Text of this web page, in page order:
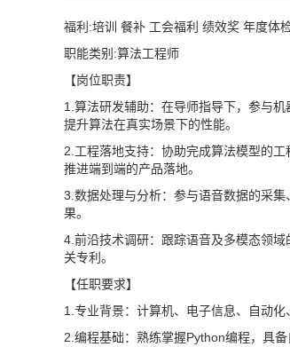
福利:培训 餐补 工会福利 绩效奖 年度体
职能类别:算法工程师
【岗位职责】
1.算法研发辅助：在导师指导下，参与
提升算法在真实场景下的性能。
2.工程落地支持：协助完成算法模型的
推进端到端的产品落地。
3.数据处理与分析：参与语音数据的采
果。
4.前沿技术调研：跟踪语音及多模态领
关专利。
【任职要求】
1.专业背景：计算机、电子信息、自动
2.编程基础：熟练掌握Python编程，具备